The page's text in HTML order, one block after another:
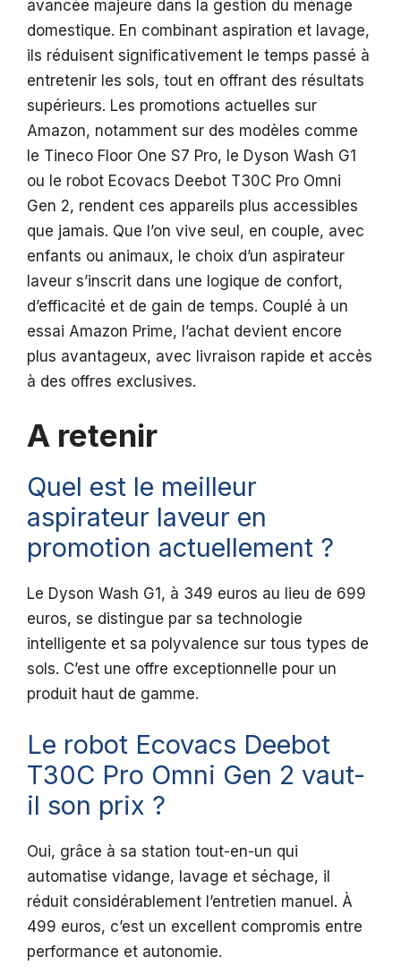
avancée majeure dans la gestion du ménage
domestique. En combinant aspiration et lavage,
ils réduisent significativement le temps passé à
entretenir les sols, tout en offrant des résultats
supérieurs. Les promotions actuelles sur
Amazon, notamment sur des modèles comme
le Tineco Floor One S7 Pro, le Dyson Wash G1
ou le robot Ecovacs Deebot T30C Pro Omni
Gen 2, rendent ces appareils plus accessibles
que jamais. Que l’on vive seul, en couple, avec
enfants ou animaux, le choix d’un aspirateur
laveur s’inscrit dans une logique de confort,
d’efficacité et de gain de temps. Couplé à un
essai Amazon Prime, l’achat devient encore
plus avantageux, avec livraison rapide et accès
à des offres exclusives.
A retenir
Quel est le meilleur
aspirateur laveur en
promotion actuellement ?
Le Dyson Wash G1, à 349 euros au lieu de 699
euros, se distingue par sa technologie
intelligente et sa polyvalence sur tous types de
sols. C’est une offre exceptionnelle pour un
produit haut de gamme.
Le robot Ecovacs Deebot
T30C Pro Omni Gen 2 vaut-
il son prix ?
Oui, grâce à sa station tout-en-un qui
automatise vidange, lavage et séchage, il
réduit considérablement l’entretien manuel. À
499 euros, c’est un excellent compromis entre
performance et autonomie.